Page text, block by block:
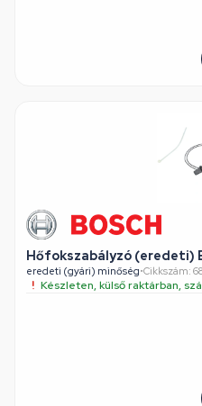
Hőfokszabályzó (eredeti)
eredeti (gyári) minőség•Cikkszám:
Készleten, külső raktárban,